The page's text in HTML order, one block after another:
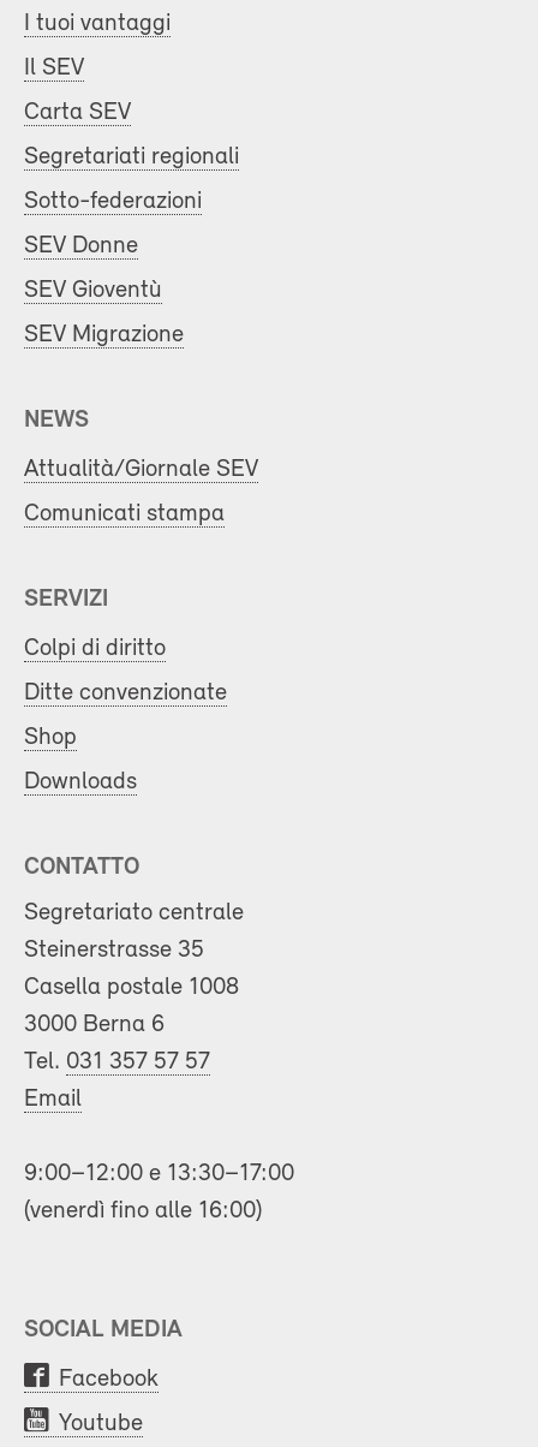
I tuoi vantaggi
Il SEV
Carta SEV
Segretariati regionali
Sotto-federazioni
SEV Donne
SEV Gioventù
SEV Migrazione
NEWS
Attualità/Giornale SEV
Comunicati stampa
SERVIZI
Colpi di diritto
Ditte convenzionate
Shop
Downloads
CONTATTO
Segretariato centrale
Steinerstrasse 35
Casella postale 1008
3000 Berna 6
Tel. 031 357 57 57
Email
9:00–12:00 e 13:30–17:00
(venerdì fino alle 16:00)
SOCIAL MEDIA
Facebook
Youtube